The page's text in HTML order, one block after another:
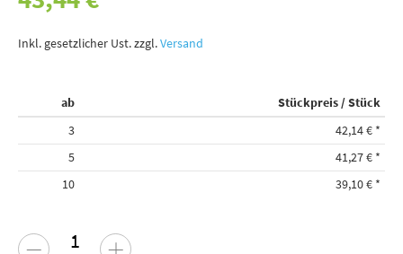
Inkl. gesetzlicher Ust. zzgl.Versand
ab
Stückpreis / Stück
3
42,14 € *
5
41,27 € *
10
39,10 € *